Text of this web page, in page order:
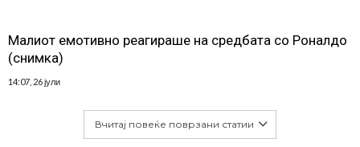
Малиот емотивно реагираше на средбата со Роналдо
(снимка)
14:07, 26 јули
Вчитај повеќе поврзани статии